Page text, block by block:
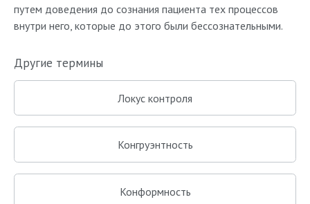
путем доведения до сознания пациента тех процессов
внутри него, которые до этого были бессознательными.
Другие термины
Локус контроля
Конгруэнтность
Конформность